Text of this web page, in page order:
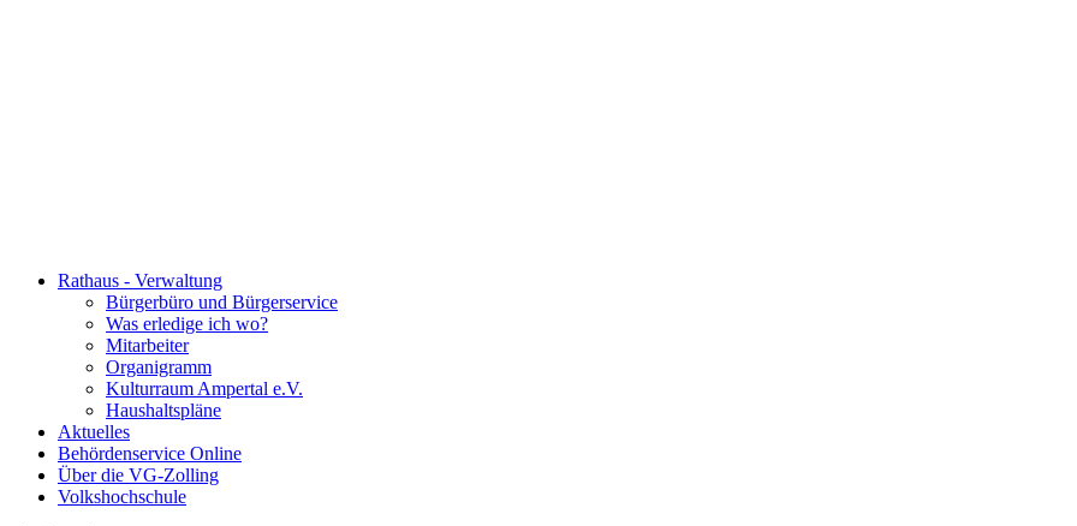
Rathaus - Verwaltung
Bürgerbüro und Bürgerservice
Was erledige ich wo?
Mitarbeiter
Organigramm
Kulturraum Ampertal e.V.
Haushaltspläne
Aktuelles
Behördenservice Online
Über die VG-Zolling
Volkshochschule